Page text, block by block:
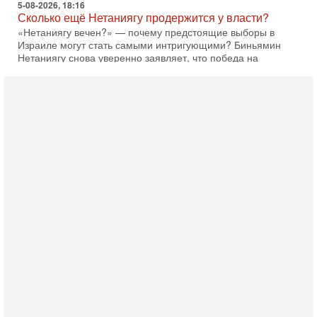
Трамп пригрозил Ирану ударом - НОВОСТИ
05/08/2026
Президент США Дональд Трамп сегодня заявил, что
Ормузский пролив может быть открыт «очень скоро». По
его словам, если этого не произойдет, Иран ждет